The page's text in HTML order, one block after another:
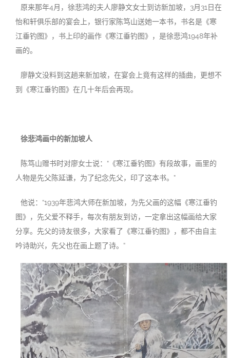
原来那年4月，徐悲鸿的夫人廖静文女士到访新加坡，3月31日在
怡和轩俱乐部的宴会上，银行家陈笃山送她一本书，书名是《寒
江垂钓图》，书上印的画作《寒江垂钓图》，是徐悲鸿1948年补
画的。
廖静文没料到这趟来新加坡，在宴会上竟有这样的插曲，更想不
到《寒江垂钓图》在几十年后会再现。
徐悲鸿画中的新加坡人
陈笃山赠书时对廖女士说：“《寒江垂钓图》有段故事，画里的
人物是先父陈延谦，为了纪念先父，印了这本书。”
他说：“1939年悲鸿大师在新加坡，为先父画的这幅《寒江垂钓
图》，先父爱不释手，每次有朋友到访，一定拿出这幅画给大家
分享。先父的诗友很多，大家看了《寒江垂钓图》，都不由自主
吟诗助兴，先父也在画上题了诗。”